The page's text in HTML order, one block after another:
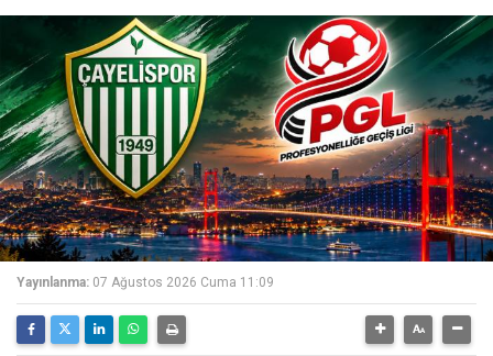
Yayınlanma: 07 Ağustos 2026 Cuma 11:09